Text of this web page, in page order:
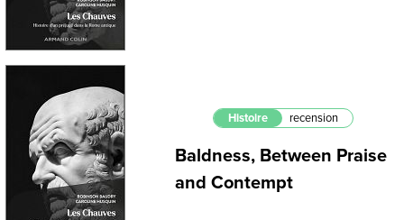
Histoire recension
Baldness, Between Praise
and Contempt